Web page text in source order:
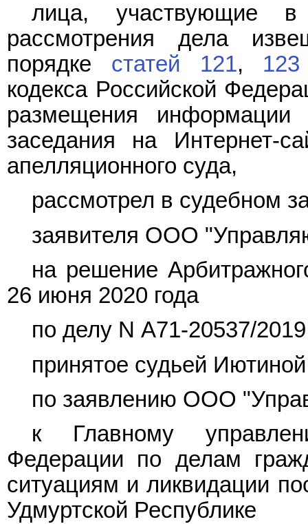
лица, участвующие
рассмотрения дела
порядке статей 121, 123
кодекса Российской
размещения
заседания на Интернет-
апелляционного суда,
рассмотрел в судебном
заявителя ООО
на решение
26 июня 2020 года
по делу N А71-20537/
принятое судьей
по заявлению ООО
к Главному
Федерации по делам
ситуациям и ликвидации
Удмуртской Республике